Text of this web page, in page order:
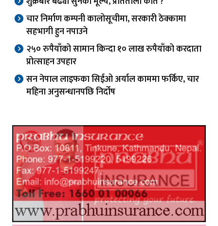
चार निर्माण कम्पनी कालोसूचीमा, सरकारी ठेक्कामा
सहभागी हुन नपाउने
२५० रुपैयाँको सामान किन्दा १० लाख रुपैयाँको करदाता
प्रोत्साहन उपहार
सन नेपाल लाइफका सिईओ अर्याल काममा फर्किए, चार
महिना अनुसन्धानपछि निर्दोष